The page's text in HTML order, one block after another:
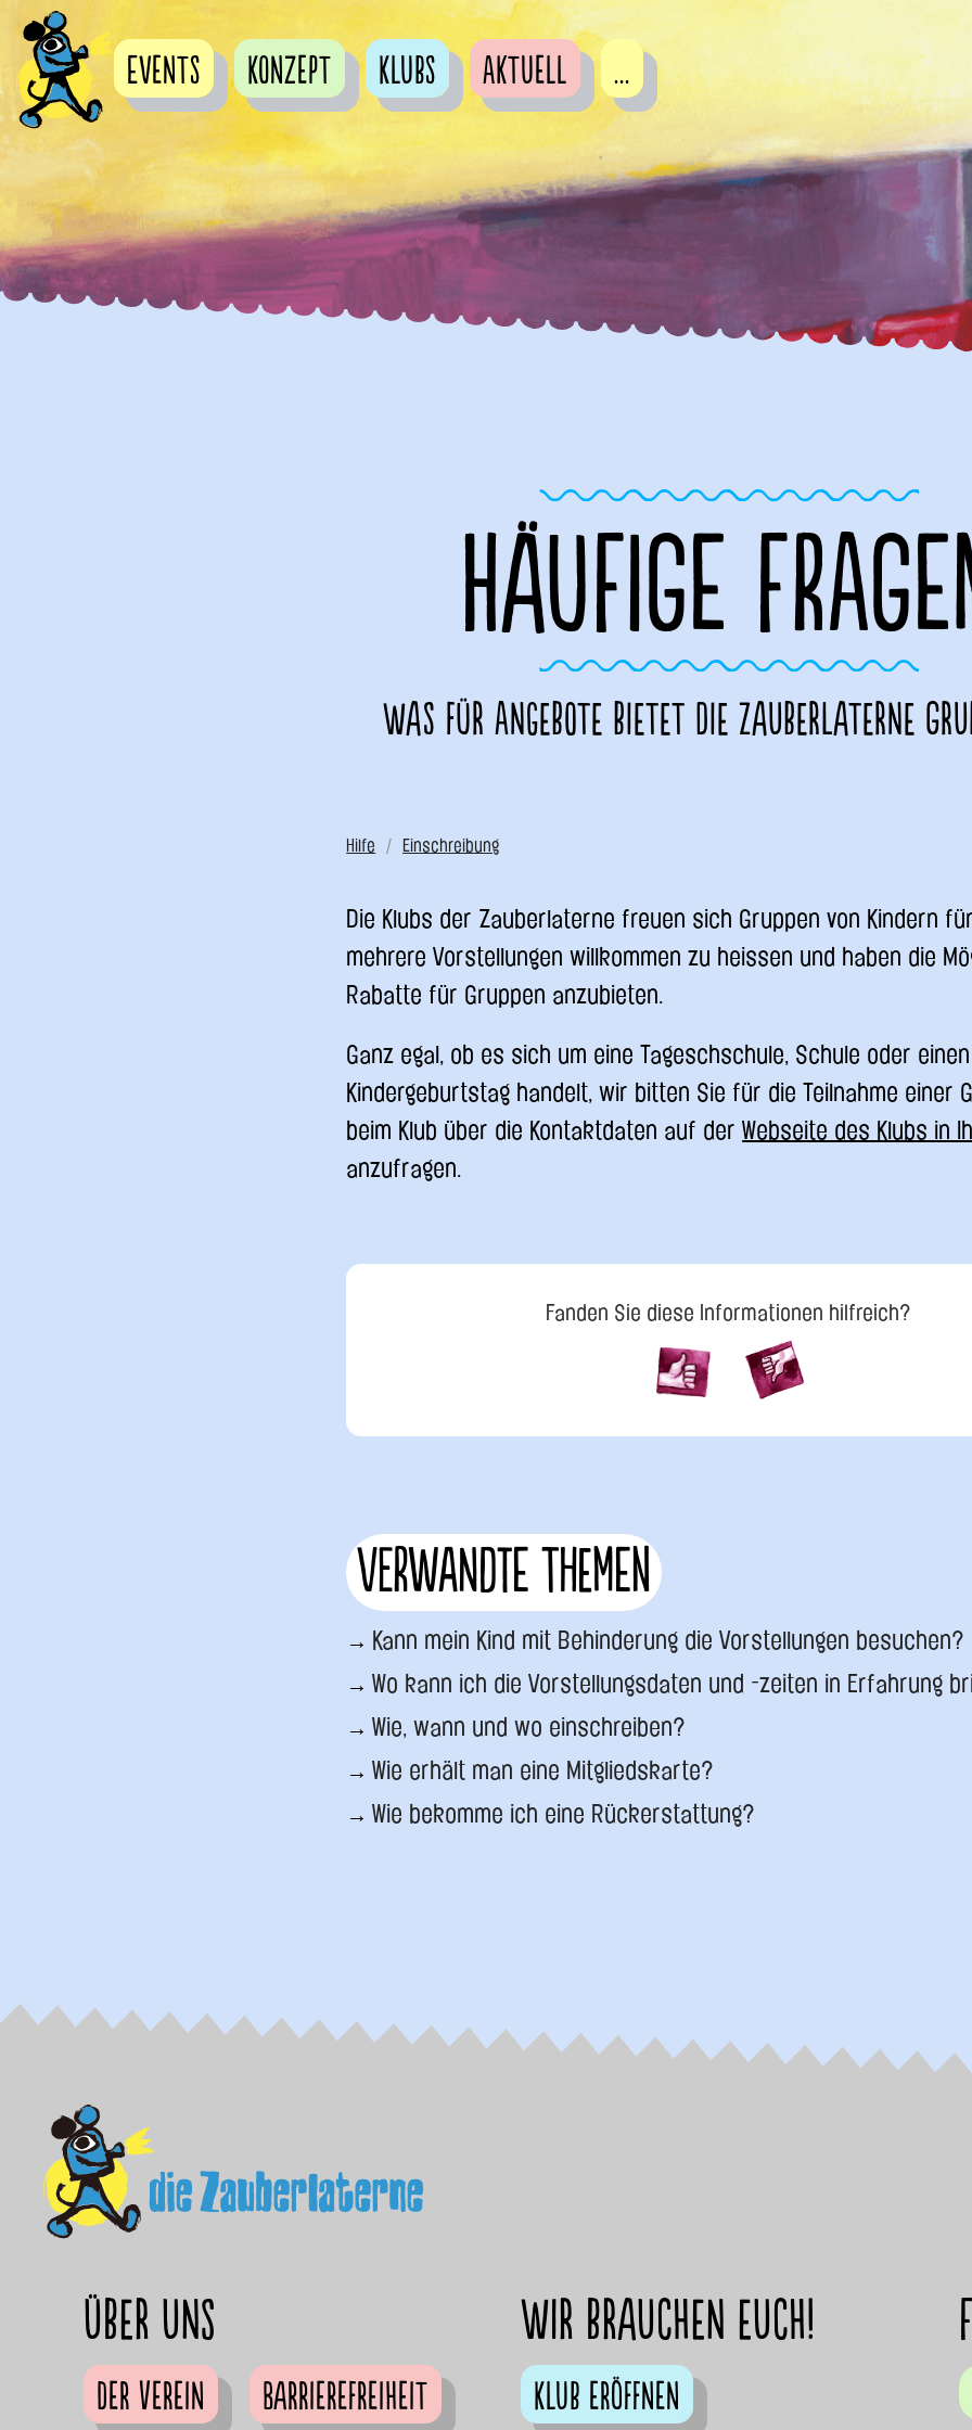
Events Konzept Klubs Aktuell ...
HÄUFIGE
Was für Angebote bietet die Zauberlaterne
Hilfe Einschreibung
Die Klubs der Zauberlaterne freuen sich Gruppen von Kindern
mehrere Vorstellungen willkommen zu heissen und haben die
Rabatte für Gruppen anzubieten.
Ganz egal, ob es sich um eine Tageschschule, Schule oder einen
Kindergeburtstag handelt, wir bitten Sie für die Teilnahme einer
beim Klub über die Kontaktdaten auf derWebseite des Klubs in
anzufragen.
Fanden Sie diese Informationen hilfreich?
Verwandte Themen
Kann mein Kind mit Behinderung die Vorstellungen besuchen?
Wo kann ich die Vorstellungsdaten und -zeiten in Erfahrung
Wie, wann und wo einschreiben?
Wie erhält man eine Mitgliedskarte?
Wie bekomme ich eine Rückerstattung?
Über uns
Der Verein Barrierefreiheit
Wir brauchen euch!
Klub eröffnen